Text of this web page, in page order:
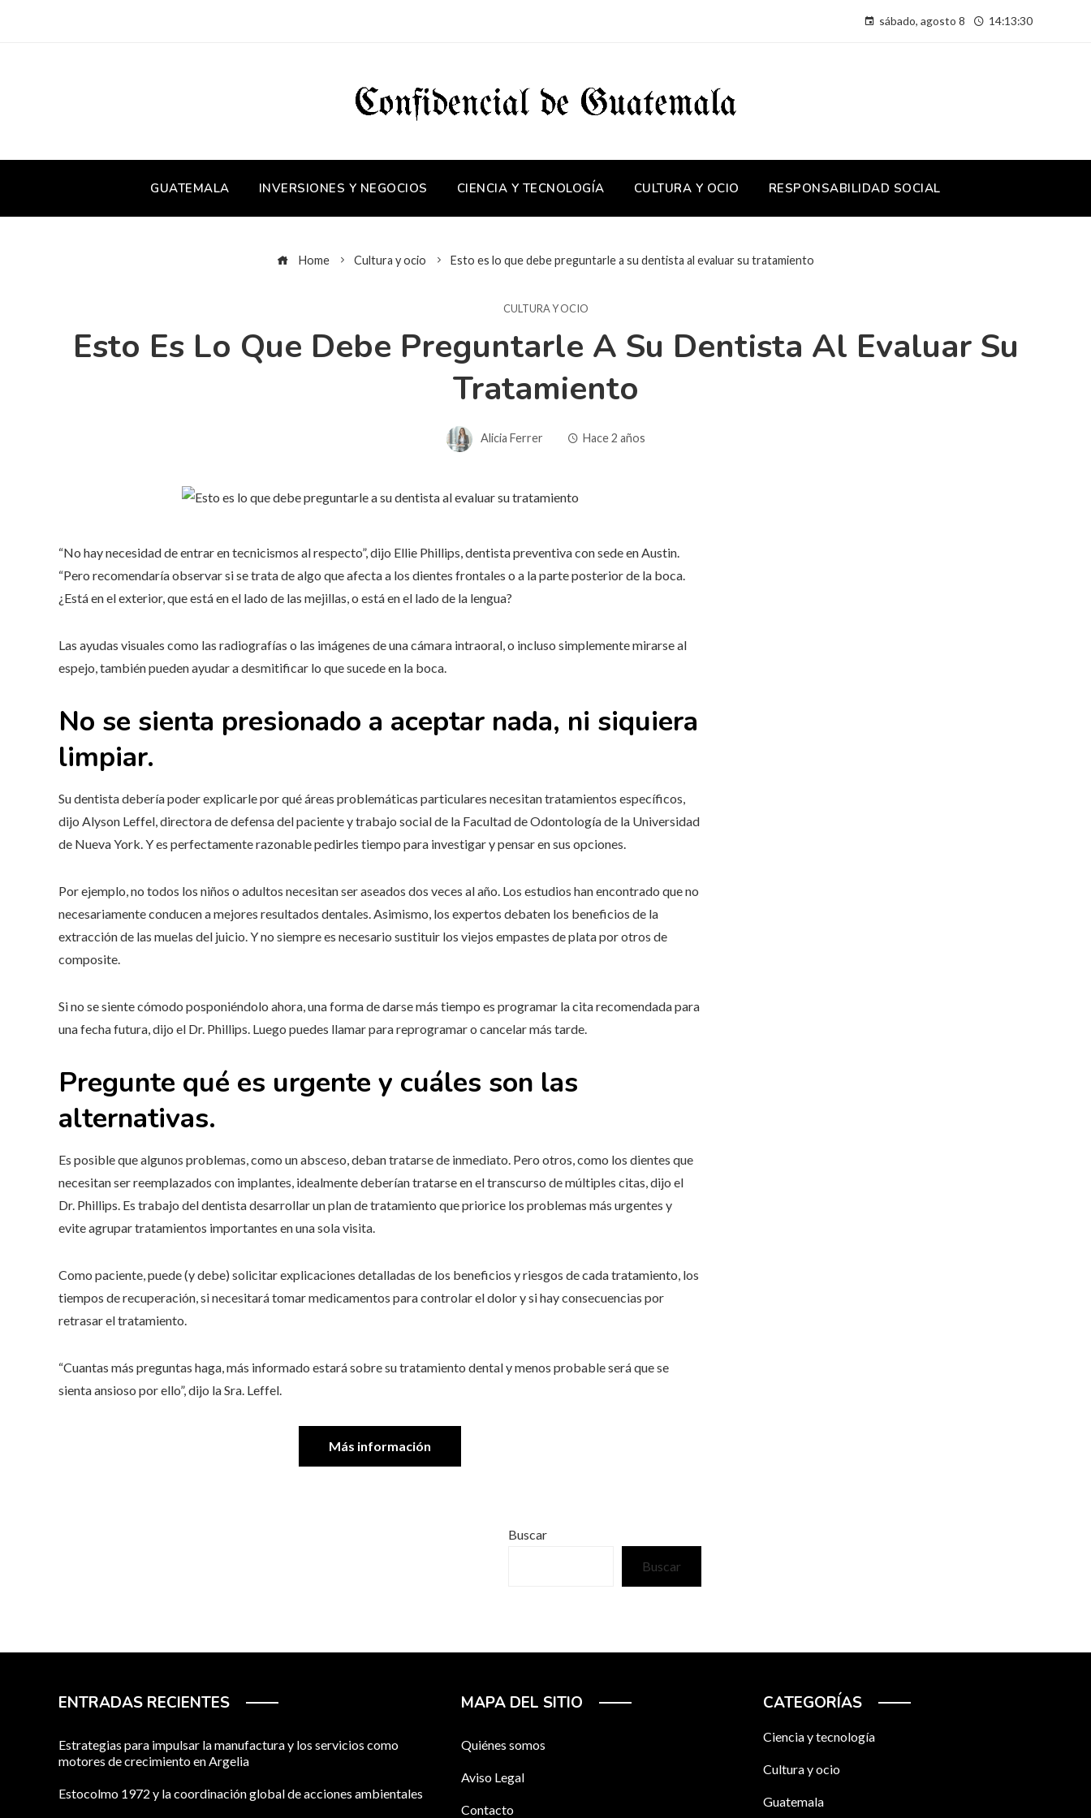
sábado, agosto 8 14:13:30
GUATEMALA INVERSIONES Y NEGOCIOS CIENCIA Y TECNOLOGÍA CULTURA Y OCIO RESPONSABILIDAD SOCIAL
Home Cultura y ocio Esto es lo que debe preguntarle a su dentista al evaluar su tratamiento
CULTURA Y OCIO
Esto Es Lo Que Debe Preguntarle A Su Dentista Al Evaluar Su
Tratamiento
Alicia Ferrer Hace 2 años
“No hay necesidad de entrar en tecnicismos al respecto”, dijo Ellie Phillips, dentista preventiva con sede en Austin.
“Pero recomendaría observar si se trata de algo que afecta a los dientes frontales o a la parte posterior de la boca.
¿Está en el exterior, que está en el lado de las mejillas, o está en el lado de la lengua?
Las ayudas visuales como las radiografías o las imágenes de una cámara intraoral, o incluso simplemente mirarse al
espejo, también pueden ayudar a desmitificar lo que sucede en la boca.
No se sienta presionado a aceptar nada, ni siquiera
limpiar.
Su dentista debería poder explicarle por qué áreas problemáticas particulares necesitan tratamientos específicos,
dijo Alyson Leffel, directora de defensa del paciente y trabajo social de la Facultad de Odontología de la Universidad
de Nueva York. Y es perfectamente razonable pedirles tiempo para investigar y pensar en sus opciones.
Por ejemplo, no todos los niños o adultos necesitan ser aseados dos veces al año. Los estudios han encontrado que no
necesariamente conducen a mejores resultados dentales. Asimismo, los expertos debaten los beneficios de la
extracción de las muelas del juicio. Y no siempre es necesario sustituir los viejos empastes de plata por otros de
composite.
Si no se siente cómodo posponiéndolo ahora, una forma de darse más tiempo es programar la cita recomendada para
una fecha futura, dijo el Dr. Phillips. Luego puedes llamar para reprogramar o cancelar más tarde.
Pregunte qué es urgente y cuáles son las
alternativas.
Es posible que algunos problemas, como un absceso, deban tratarse de inmediato. Pero otros, como los dientes que
necesitan ser reemplazados con implantes, idealmente deberían tratarse en el transcurso de múltiples citas, dijo el
Dr. Phillips. Es trabajo del dentista desarrollar un plan de tratamiento que priorice los problemas más urgentes y
evite agrupar tratamientos importantes en una sola visita.
Como paciente, puede (y debe) solicitar explicaciones detalladas de los beneficios y riesgos de cada tratamiento, los
tiempos de recuperación, si necesitará tomar medicamentos para controlar el dolor y si hay consecuencias por
retrasar el tratamiento.
“Cuantas más preguntas haga, más informado estará sobre su tratamiento dental y menos probable será que se
sienta ansioso por ello”, dijo la Sra. Leffel.
Más información
Buscar
Buscar
ENTRADAS RECIENTES
Estrategias para impulsar la manufactura y los servicios como
motores de crecimiento en Argelia
Estocolmo 1972 y la coordinación global de acciones ambientales
MAPA DEL SITIO
Quiénes somos
Aviso Legal
Contacto
CATEGORÍAS
Ciencia y tecnología
Cultura y ocio
Guatemala